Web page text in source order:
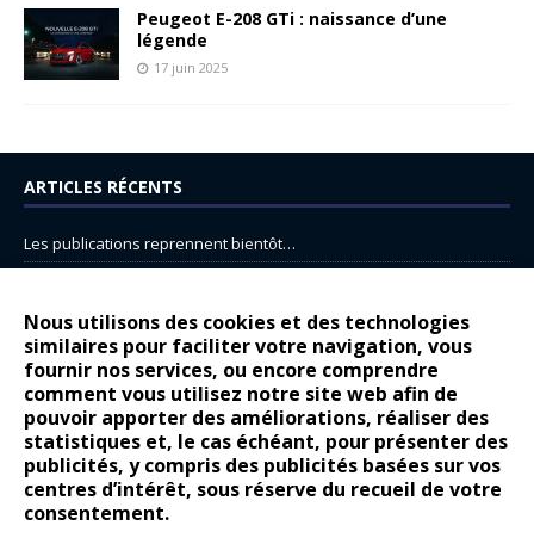
Nous utilisons des cookies et des technologies
similaires pour faciliter votre navigation, vous
fournir nos services, ou encore comprendre
comment vous utilisez notre site web afin de
pouvoir apporter des améliorations, réaliser des
statistiques et, le cas échéant, pour présenter des
publicités, y compris des publicités basées sur vos
centres d’intérêt, sous réserve du recueil de votre
consentement.
Peugeot E-208 GTi : naissance d’une
légende
17 juin 2025
ARTICLES RÉCENTS
Les publications reprennent bientôt…
14 juillet : nouveau film de marque pour Citroën
Renault Espace : voyage, voyage…
Peugeot E-208 GTi : naissance d’une légende
COMMENTAIRES RÉCENTS
Bernard DardartdansDacia Sandero : pour les gens vrais